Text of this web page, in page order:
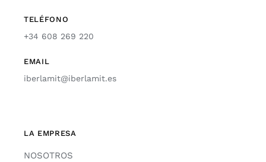
TELÉFONO
+34 608 269 220
EMAIL
iberlamit@iberlamit.es
LA EMPRESA
NOSOTROS